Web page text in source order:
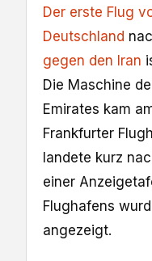
Der erste Flug
Deutschland
gegen den Iran
Die Maschine
Emirates kam
Frankfurter
landete kurz
einer
Flughafens
angezeigt.